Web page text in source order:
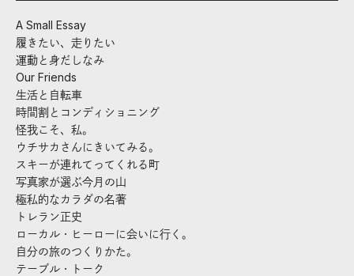
A Small Essay
履きたい、走りたい
運動と身だしなみ
Our Friends
生活と自転車
時間割とコンディショニング
怪我こそ、私。
ウチサカさんにきいてみる。
スキーが連れてってくれる町
写真家が選ぶ今月の山
極私的なカラダの名著
トレラン正史
ローカル・ヒーローに会いに行く。
自分の旅のつくりかた。
テーブル・トーク